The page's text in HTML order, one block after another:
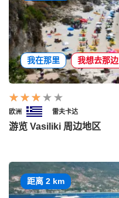
我在那里 我想去那边
欧洲 雷夫卡达
游览 Vasiliki 周边地区
距离 2 km